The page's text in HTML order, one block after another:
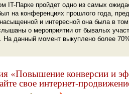
IT-Парке пройдет одно из самых
на конференциях прошлого года,
и интересной она была в
о мероприятии от бывалых
На данный момент выкуплено более
«Повышение конверсии и
свое интернет-